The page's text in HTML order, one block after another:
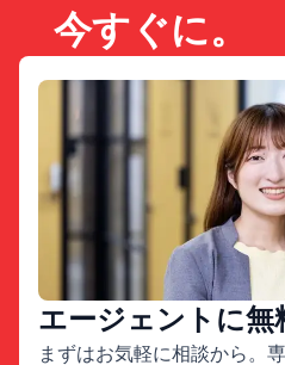
今すぐに。
エージェントに無
まずはお気軽に相談から。